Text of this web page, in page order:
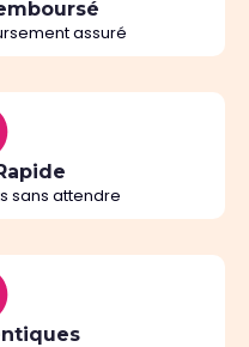
assuré
sans attendre